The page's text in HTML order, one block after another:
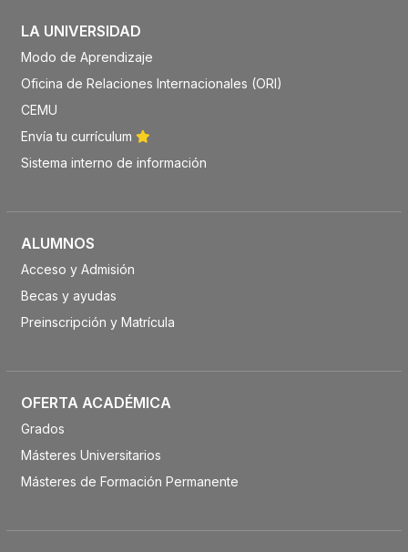
LA UNIVERSIDAD
Modo de Aprendizaje
Oficina de Relaciones Internacionales (ORI)
CEMU
Envía tu currículum
Sistema interno de información
ALUMNOS
Acceso y Admisión
Becas y ayudas
Preinscripción y Matrícula
OFERTA ACADÉMICA
Grados
Másteres Universitarios
Másteres de Formación Permanente